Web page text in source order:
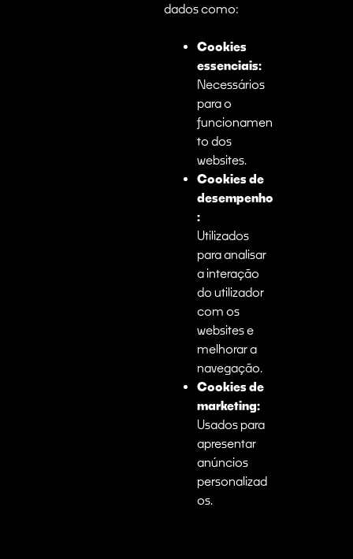
dados como:
Cookies
essenciais:
Necessários
para o
funcionamen
to dos
websites.
Cookies de
desempenho
:
Utilizados
para analisar
a interação
do utilizador
com os
websites e
melhorar a
navegação.
Cookies de
marketing:
Usados para
apresentar
anúncios
personalizad
os.